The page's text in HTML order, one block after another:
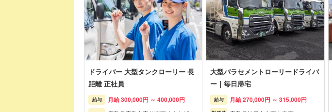
ドライバー 大型タンクローリー 長
距離 正社員
給与 月給 300,000円 ～ 400,000円
大型バラセメントローリードライバ
ー｜毎日帰宅
給与 月給 270,000円 ～ 315,000円